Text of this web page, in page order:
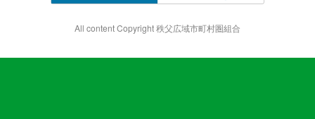
All content Copyright 秩父広域市町村圏組合